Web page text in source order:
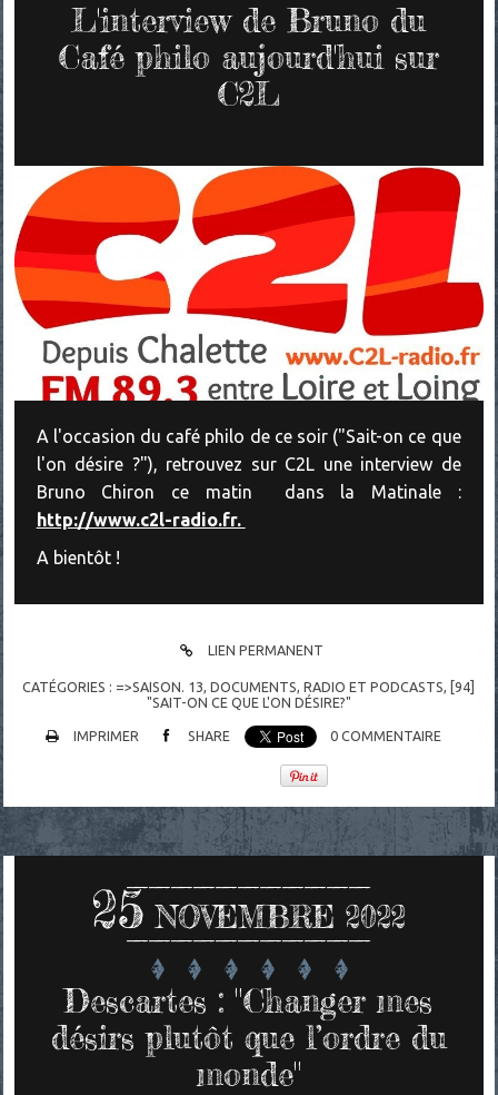
L'interview de Bruno du
Café philo aujourd'hui sur
C2L
A l'occasion du café philo de ce soir ("Sait-on ce que
l'on désire ?"), retrouvez sur C2L une interview de
Bruno Chiron ce matin dans la Matinale :
http://www.c2l-radio.fr.
A bientôt !
LIEN PERMANENT
CATÉGORIES : =>SAISON. 13 ,DOCUMENTS ,RADIO ET PODCASTS
[94]
"SAIT-ON CE QUE L'ON DÉSIRE?"
IMPRIMER SHARE 0 COMMENTAIRE
25 NOVEMBRE 2022
Descartes : "Changer mes
désirs plutôt que l’ordre du
monde"